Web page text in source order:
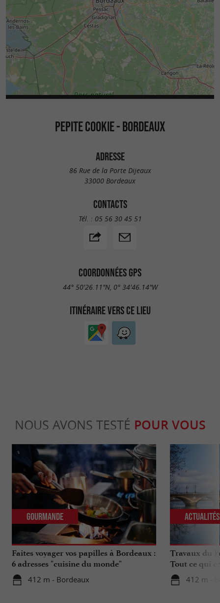
PEPITE COOKIE - BORDEAUX
ADRESSE
86 Rue de la Porte Dijeaux
33000 Bordeaux
CONTACTS
Tél. : 05 56 30 45 51
COORDONNÉES GPS
44° 50'26.11"N, 0° 34'46.14"W
ITINÉRAIRE VERS CE LIEU
NOUS AVONS TESTÉ POUR VOUS
Faites voyager vos papilles à Bordeaux :
6 adresses "cuisine du monde"
412 m - Bordeaux
Gourmande
Travaux du
Tout ce qui
412 m -
Actualités